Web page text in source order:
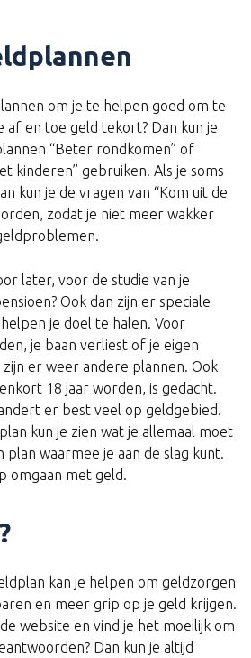
om je te helpen goed om te
af en toe geld tekort? Dan kun je
“Beter rondkomen” of
kinderen” gebruiken. Als je soms
kun je de vragen van “Kom uit de
zodat je niet meer wakker
later, voor de studie van je
Ook dan zijn er speciale
je doel te halen. Voor
je baan verliest of je eigen
er weer andere plannen. Ook
18 jaar worden, is gedacht.
er best veel op geldgebied.
kun je zien wat je allemaal moet
plan waarmee je aan de slag kunt.
omgaan met geld.
kan je helpen om geldzorgen
en meer grip op je geld krijgen.
website en vind je het moeilijk om
Dan kun je altijd